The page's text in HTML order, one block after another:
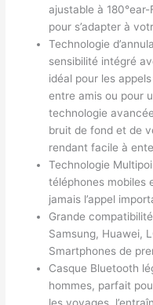
ajustable à 180°ear-
pour s’adapter à
Technologie
sensibilité intégré
idéal pour les
entre amis ou pour
technologie
bruit de fond et de
rendant facile à
Technologie
téléphones mobiles
jamais l’appel
Grande
Samsung, Huawei,
Smartphones de
Casque Bluetooth
hommes, parfait
les voyages,